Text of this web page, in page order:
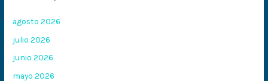
agosto 2026
julio 2026
junio 2026
mayo 2026